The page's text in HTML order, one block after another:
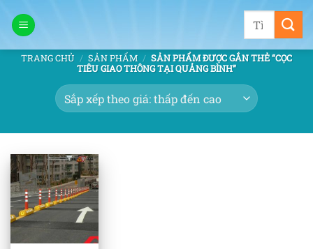
qua
dung
Tìm
TRANG CHỦ / SẢN PHẨM / SẢN PHẨM ĐƯỢC GẮN THẺ “CỌC
TIÊU GIAO THÔNG TẠI QUẢNG BÌNH”